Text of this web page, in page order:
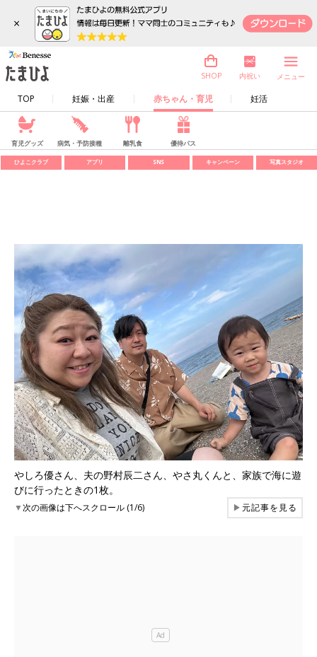
×
TOP 妊娠・出産 赤ちゃん・育児 妊活
SHOP 内祝い メニュー
育児グッズ 病気・予防接種 離乳食 優待パス
ひよこクラブ アプリ SNS キャンペーン 写真スタジオ
やしろ優さん、夫の野村辰二さん、やさ丸くんと、家族で海に遊
びに行ったときの1枚。
▼次の画像は下へスクロール (1/6) ▶元記事を見る